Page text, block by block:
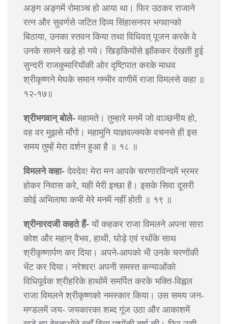
अङ्ग अङ्गमें रोमाञ्च हो आया था। फिर उठकर राजाने
रत्न और सुवर्णसे जटित दिव्य सिंहासनपर भगवान्को
बिठाया, उनका स्तवन किया तथा विधिवत् पूजन करके वे
उनके सामने खड़े हो गये। खिड़कियोंसे झाँककर देखती हुई
सुन्दरी राजकुमारियोंकी ओर दृष्टिपात करके माधव
श्रीकृष्णने मेघके समान गम्भीर वाणीमें राजा विमलसे कहा ॥
१२-१७॥
श्रीभगवान् बोले- महामते। तुम्हारे मनमें जो वाञ्छनीय हो,
वह वर मुझसे माँगो। महामुनि याज्ञवल्क्यके वचनसे ही इस
समय तुम्हें मेरा दर्शन हुआ है ॥ १८ ॥
विमलने कहा- देवदेव! मेरा मन आपके चरणारविन्दमें भ्रमर
होकर निवास करे, यही मेरी इच्छा है। इसके सिवा दूसरी
कोई अभिलाषा कभी मेरे मनमें नहीं होती ॥ १९ ॥
श्रीनारदजी कहते हैं- यों कहकर राजा विमलने अपना सारा
कोश और महान् वैभव, हाथी, घोड़े एवं रथोंके साथ
श्रीकृष्णार्पण कर दिया। अपने-आपको भी उनके चरणोंकी
भेंट कर दिया। नरेश्वर! अपनी समस्त कन्याओंको
विधिपूर्वक श्रीहरिके हाथोंमें समर्पित करके भक्ति-विह्वल
राजा विमलने श्रीकृष्णको नमस्कार किया। उस समय जन-
मण्डलमें जय- जयकारका शब्द गूंज उठा और आकाशमें